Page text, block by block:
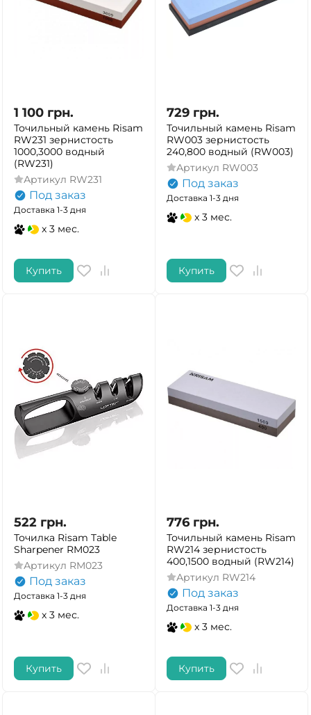
1 100 грн.
Точильный камень Risam
RW231 зернистость
1000,3000 водный
(RW231)
Артикул RW231
Под заказ
Доставка 1-3 дня
x 3 мес.
Купить
729 грн.
Точильный камень Risam
RW003 зернистость
240,800 водный (RW003)
Артикул RW003
Под заказ
Доставка 1-3 дня
x 3 мес.
Купить
522 грн.
Точилка Risam Table
Sharpener RM023
Артикул RM023
Под заказ
Доставка 1-3 дня
x 3 мес.
Купить
776 грн.
Точильный камень Risam
RW214 зернистость
400,1500 водный (RW214)
Артикул RW214
Под заказ
Доставка 1-3 дня
x 3 мес.
Купить